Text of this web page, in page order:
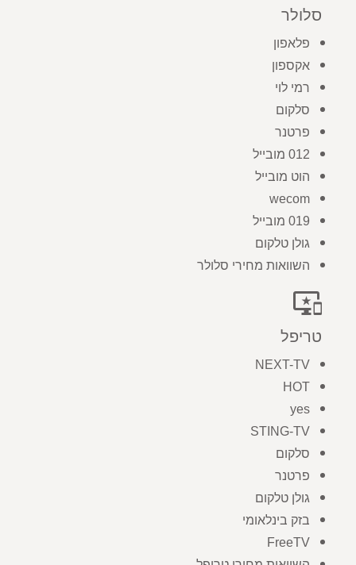
סלולר
פלאפון
אקספון
רמי לוי
סלקום
פרטנר
012 מובייל
הוט מובייל
wecom
019 מובייל
גולן טלקום
השוואות מחירי סלולר
important_devices
טריפל
NEXT-TV
HOT
yes
STING-TV
סלקום
פרטנר
גולן טלקום
בזק בינלאומי
FreeTV